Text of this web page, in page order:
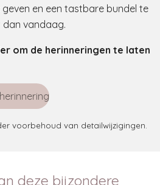
en een tastbare bundel te
dan vandaag.
om de herinneringen te laten
voorbehoud van detailwijzigingen.
deze bijzondere